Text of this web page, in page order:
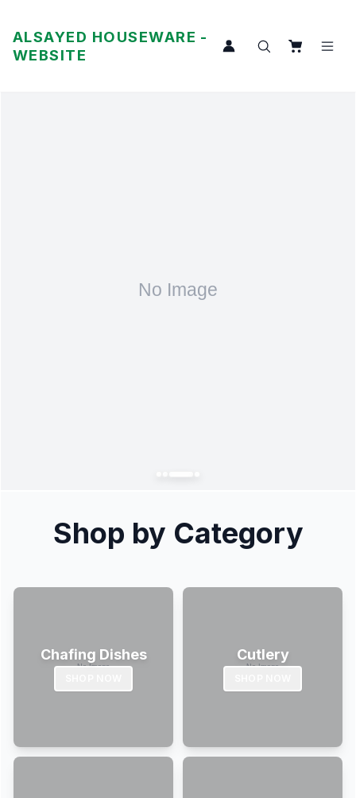
ALSAYED HOUSEWARE -
WEBSITE
Shop by Category
Chafing Dishes Cutlery